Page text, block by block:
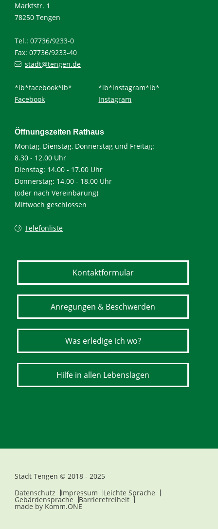
Marktstr. 1
78250 Tengen
Tel.: 07736/9233-0
Fax: 07736/9233-40
stadt@tengen.de
*ib*facebook*ib*
Facebook
*ib*instagram*ib*
Instagram
Öffnungszeiten Rathaus
Montag, Dienstag, Donnerstag und Freitag:
8.30 - 12.00 Uhr
Dienstag: 14.00 - 17.00 Uhr
Donnerstag: 14.00 - 18.00 Uhr
(oder nach Vereinbarung)
Mittwoch geschlossen
Telefonliste
Kontaktformular
Anregungen & Beschwerden
Was erledige ich wo?
Hilfe in allen Lebenslagen
Stadt Tengen © 2018 - 2025
Datenschutz
Impressum Leichte Sprache
Gebärdensprache Barrierefreiheit
made by Komm.ONE